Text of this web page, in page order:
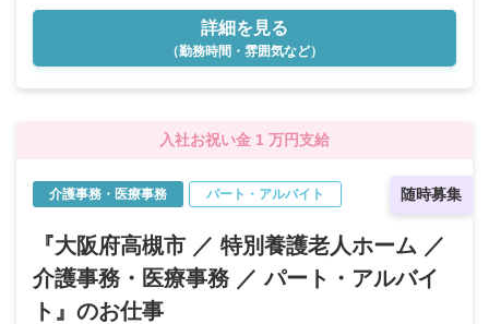
詳細を見る
（勤務時間・雰囲気など）
入社お祝い金 1 万円支給
随時募集
介護事務・医療事務 パート・アルバイト
『大阪府高槻市 ／ 特別養護老人ホーム ／
介護事務・医療事務 ／ パート・アルバイ
ト』のお仕事